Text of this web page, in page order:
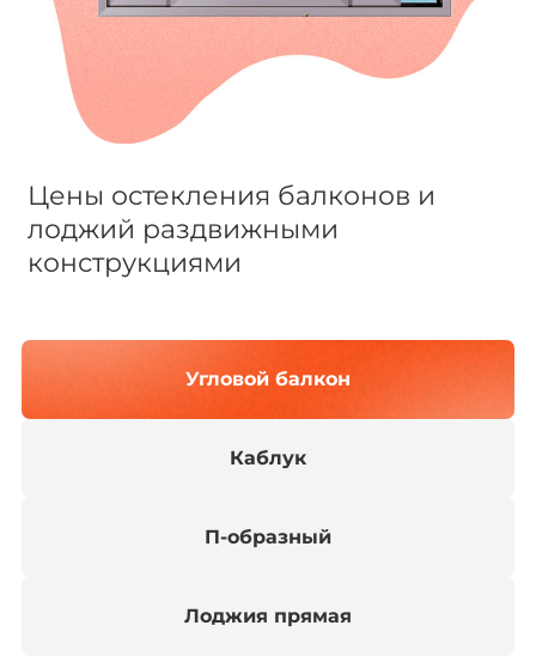
Цены остекления балконов и
лоджий раздвижными
конструкциями
Угловой балкон
Каблук
П-образный
Лоджия прямая